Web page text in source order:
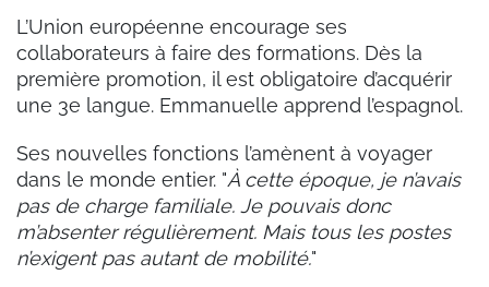
L’Union européenne encourage ses
collaborateurs à faire des formations. Dès la
première promotion, il est obligatoire d’acquérir
une 3e langue. Emmanuelle apprend l’espagnol.
Ses nouvelles fonctions l’amènent à voyager
dans le monde entier. "À cette époque, je n’avais
pas de charge familiale. Je pouvais donc
m’absenter régulièrement. Mais tous les postes
n’exigent pas autant de mobilité."